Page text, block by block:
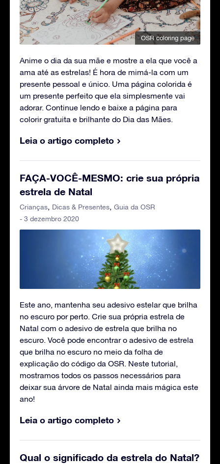
OSR coloring page
Anime o dia da sua mãe e mostre a ela que você a
ama até as estrelas! É hora de mimá-la com um
presente pessoal e único. Uma página colorida é
um presente perfeito que ela simplesmente vai
adorar. Continue lendo e baixe a página para
colorir gratuita e brilhante do Dia das Mães.
Leia o artigo completo
FAÇA-VOCÊ-MESMO: crie sua própria
estrela de Natal
Crianças Dicas & Presentes Guia da OSR
- 3 dezembro 2020
Este ano, mantenha seu adesivo estelar que brilha
no escuro por perto. Crie sua própria estrela de
Natal com o adesivo de estrela que brilha no
escuro. Você pode encontrar o adesivo de estrela
que brilha no escuro no meio da folha de
explicação do código da OSR. Neste tutorial,
mostramos todos os passos necessários para
deixar sua árvore de Natal ainda mais mágica este
ano!
Leia o artigo completo
Qual o significado da estrela do Natal?